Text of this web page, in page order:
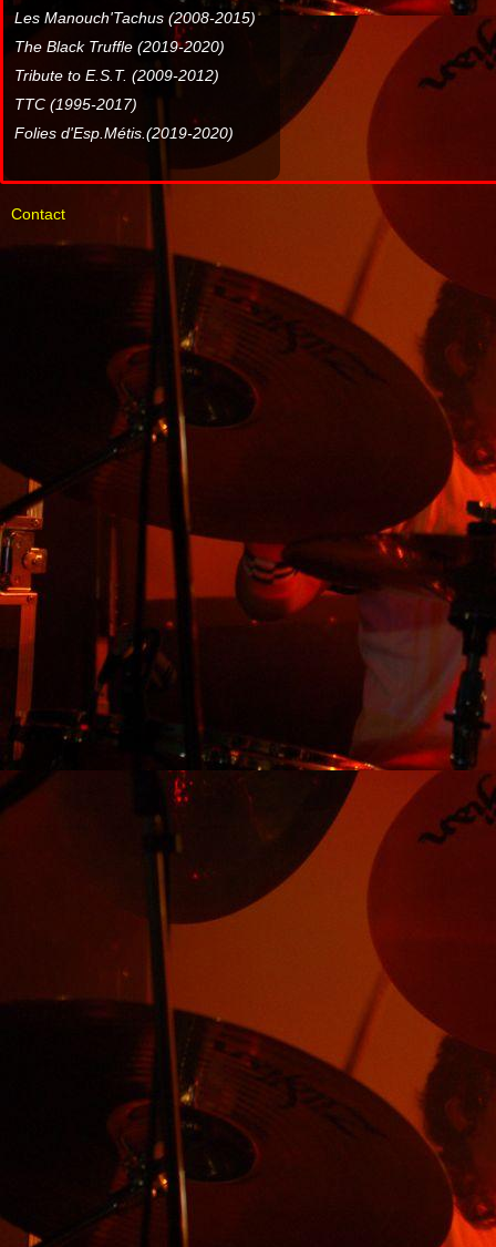
Les Manouch'Tachus (2008-2015)
The Black Truffle (2019-2020)
Tribute to E.S.T. (2009-2012)
TTC (1995-2017)
Folies d'Esp.Métis.(2019-2020)
Contact